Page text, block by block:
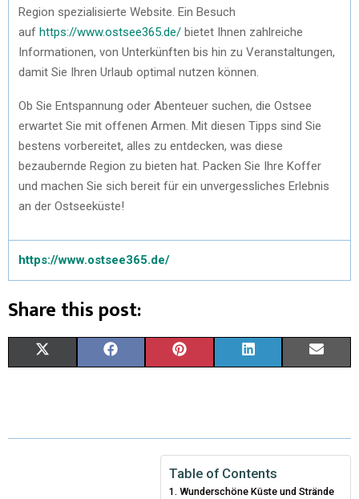
Region spezialisierte Website. Ein Besuch
auf https://www.ostsee365.de/ bietet Ihnen zahlreiche
Informationen, von Unterkünften bis hin zu Veranstaltungen,
damit Sie Ihren Urlaub optimal nutzen können.
Ob Sie Entspannung oder Abenteuer suchen, die Ostsee
erwartet Sie mit offenen Armen. Mit diesen Tipps sind Sie
bestens vorbereitet, alles zu entdecken, was diese
bezaubernde Region zu bieten hat. Packen Sie Ihre Koffer
und machen Sie sich bereit für ein unvergessliches Erlebnis
an der Ostseeküste!
https://www.ostsee365.de/
Share this post:
W E T
E
R
K
E
D
I
Table of Contents
Wunderschöne Küste und Strände